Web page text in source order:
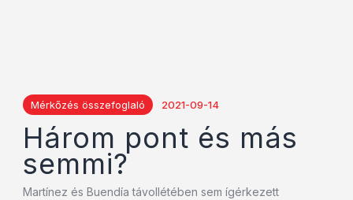
Mérkőzés összefoglaló 2021-09-14
Három pont és más
semmi?
Martínez és Buendía távollétében sem ígérkezett